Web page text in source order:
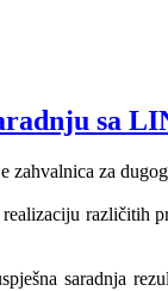
sa
za
različitih
saradnja